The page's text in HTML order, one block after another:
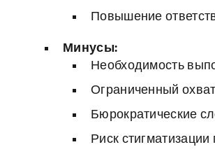
Повышение
Минусы:
Необходимость
Ограниченный
Бюрократические
Риск